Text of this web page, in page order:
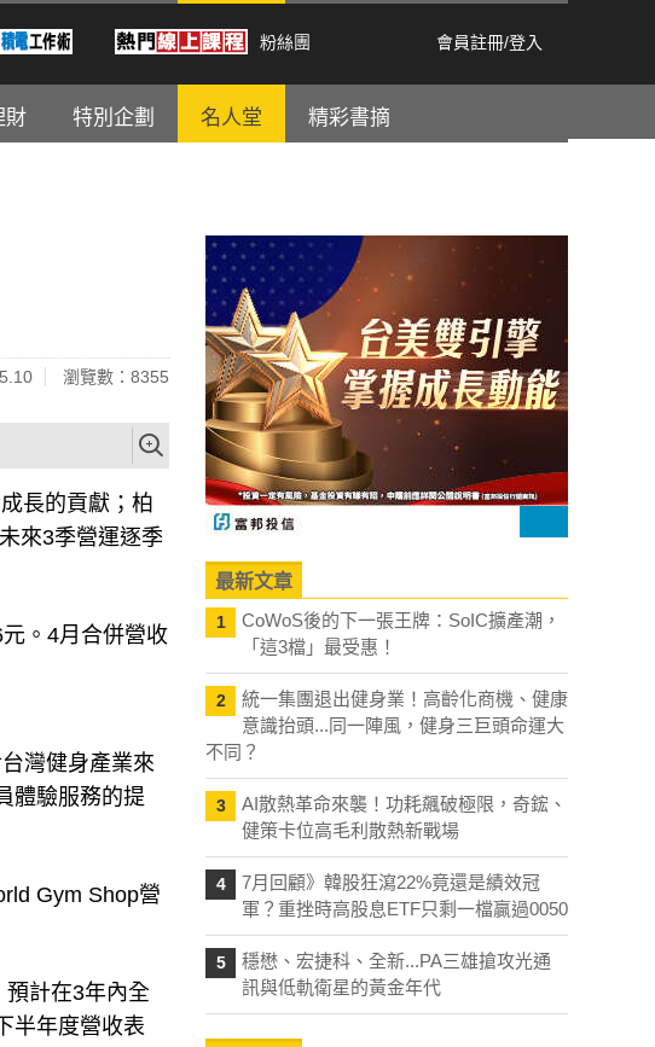
粉絲團 會員註冊/登入
財 特別企劃 名人堂 精彩書摘
瀏覽數：8355
長的貢獻；柏
來3季營運逐季
。4月合併營收
灣健身產業來
體驗服務的提
Gym Shop營
計在3年內全
半年度營收表
最新文章
1
CoWoS後的下一張王牌：SoIC擴產潮，
「這3檔」最受惠！
2
統一集團退出健身業！高齡化商機、健康
意識抬頭...同一陣風，健身三巨頭命運大
不同？
3
AI散熱革命來襲！功耗飆破極限，奇鋐、
健策卡位高毛利散熱新戰場
4
7月回顧》韓股狂瀉22%竟還是績效冠
軍？重挫時高股息ETF只剩一檔贏過0050
5
穩懋、宏捷科、全新...PA三雄搶攻光通
訊與低軌衛星的黃金年代